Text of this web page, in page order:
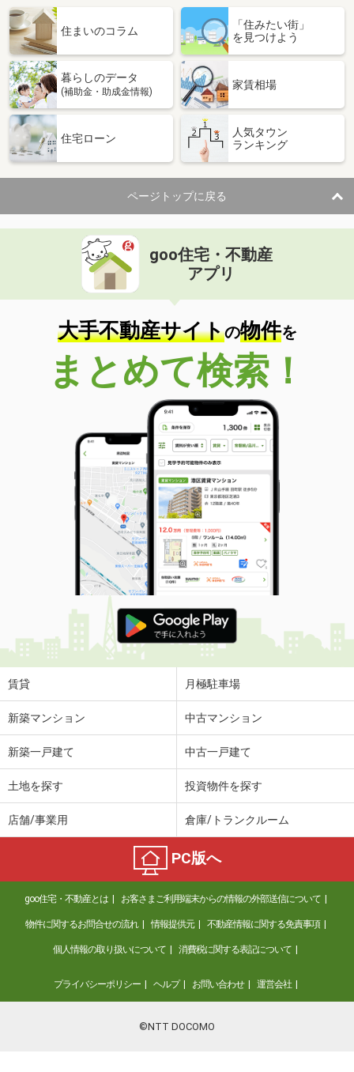
住まいのコラム
「住みたい街」
を見つけよう
暮らしのデータ
(補助金・助成金情報)
家賃相場
住宅ローン
人気タウン
ランキング
ページトップに戻る
goo住宅・不動産
アプリ
大手不動産サイトの物件を
まとめて検索！
賃貸 月極駐車場
新築マンション 中古マンション
新築一戸建て 中古一戸建て
土地を探す 投資物件を探す
店舗/事業用 倉庫/トランクルーム
PC版へ
goo住宅・不動産とは お客さまご利用端末からの情報の外部送信について
物件に関するお問合せの流れ 情報提供元 不動産情報に関する免責事項
個人情報の取り扱いについて 消費税に関する表記について
プライバシーポリシー ヘルプ お問い合わせ 運営会社
©NTT DOCOMO